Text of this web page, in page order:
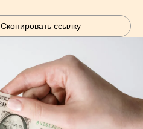
Скопировать ссылку